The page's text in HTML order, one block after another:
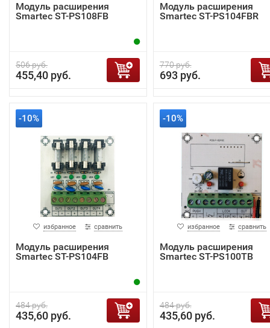
Модуль расширения
Smartec ST-PS108FB
506 руб.
455,40 руб.
Модуль расширения
Smartec ST-PS104FBR
770 руб.
693 руб.
-10%
избранное сравнить
Модуль расширения
Smartec ST-PS104FB
484 руб.
435,60 руб.
-10%
избранное сравнить
Модуль расширения
Smartec ST-PS100TB
484 руб.
435,60 руб.